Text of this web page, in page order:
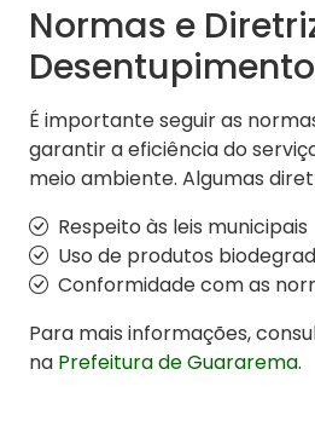
Normas e
É importante seguir as
garantir a eficiência do
meio ambiente. Algumas
Respeito às leis municipais
Uso de produtos
Conformidade com as
Para mais informações,
na Prefeitura de Guararema.